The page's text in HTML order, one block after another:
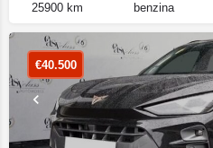
25900 km benzina
€40.500